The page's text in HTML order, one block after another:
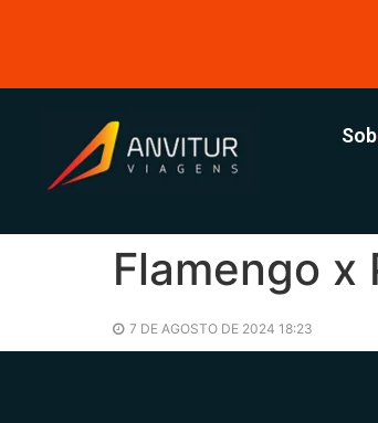
Flamengo x
7 DE AGOSTO DE 2024 18:23